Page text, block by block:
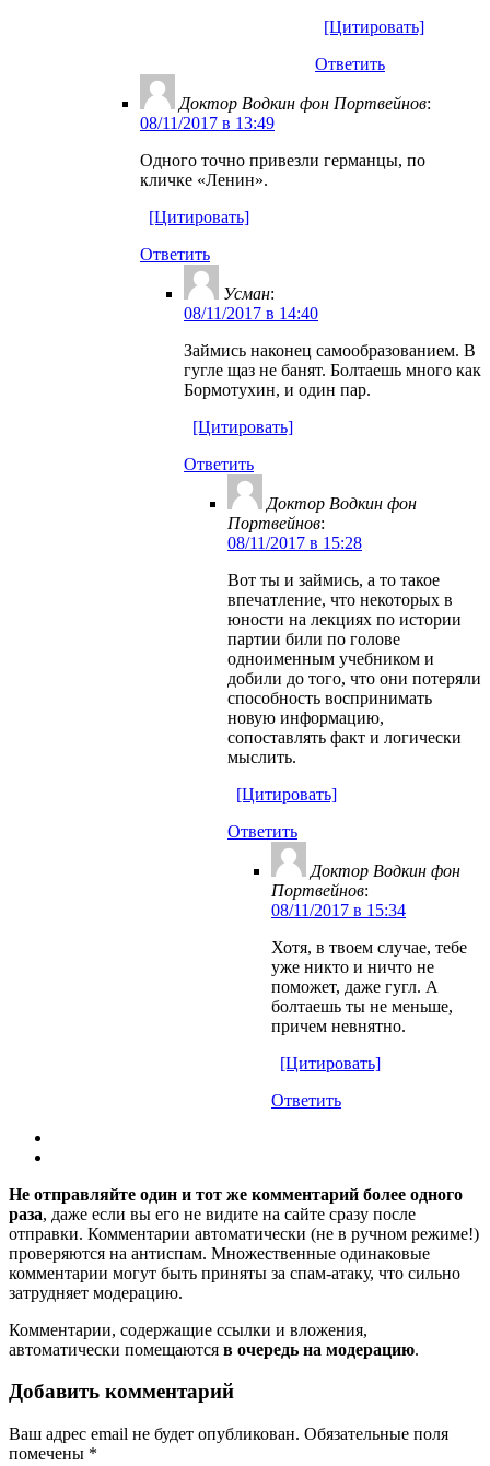
[Цитировать]
Ответить
Доктор Водкин фон Портвейнов:
08/11/2017 в 13:49
Одного точно привезли германцы, по
кличке «Ленин».
[Цитировать]
Ответить
Усман:
08/11/2017 в 14:40
Займись наконец самообразованием. В
гугле щаз не банят. Болтаешь много как
Бормотухин, и один пар.
[Цитировать]
Ответить
Доктор Водкин фон
Портвейнов:
08/11/2017 в 15:28
Вот ты и займись, а то такое
впечатление, что некоторых в
юности на лекциях по истории
партии били по голове
одноименным учебником и
добили до того, что они потеряли
способность воспринимать
новую информацию,
сопоставлять факт и логически
мыслить.
[Цитировать]
Ответить
Доктор Водкин фон
Портвейнов:
08/11/2017 в 15:34
Хотя, в твоем случае, тебе
уже никто и ничто не
поможет, даже гугл. А
болтаешь ты не меньше,
причем невнятно.
[Цитировать]
Ответить
Не отправляйте один и тот же комментарий более одного
раза, даже если вы его не видите на сайте сразу после
отправки. Комментарии автоматически (не в ручном режиме!)
проверяются на антиспам. Множественные одинаковые
комментарии могут быть приняты за спам-атаку, что сильно
затрудняет модерацию.
Комментарии, содержащие ссылки и вложения,
автоматически помещаются в очередь на модерацию.
Добавить комментарий
Ваш адрес email не будет опубликован. Обязательные поля
помечены *